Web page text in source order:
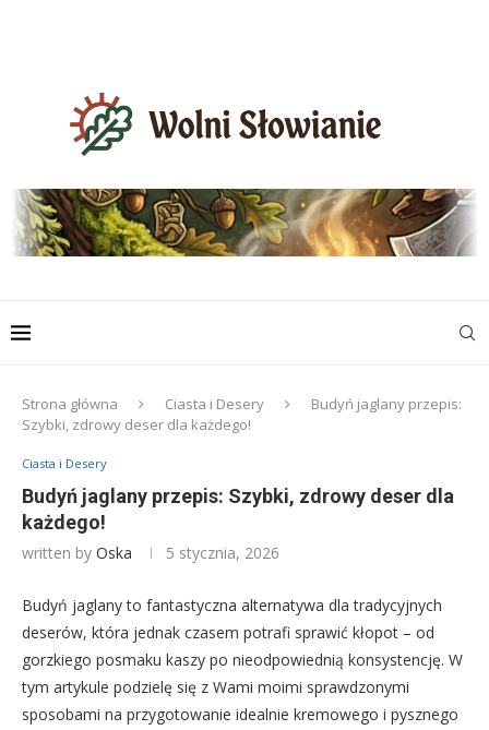
Strona główna Ciasta i Desery
Budyń jaglany przepis:
Szybki, zdrowy deser dla każdego!
Ciasta i Desery
Budyń jaglany przepis: Szybki, zdrowy deser dla
każdego!
written by Oska 5 stycznia, 2026
Budyń jaglany to fantastyczna alternatywa dla tradycyjnych
deserów, która jednak czasem potrafi sprawić kłopot – od
gorzkiego posmaku kaszy po nieodpowiednią konsystencję. W
tym artykule podzielę się z Wami moimi sprawdzonymi
sposobami na przygotowanie idealnie kremowego i pysznego